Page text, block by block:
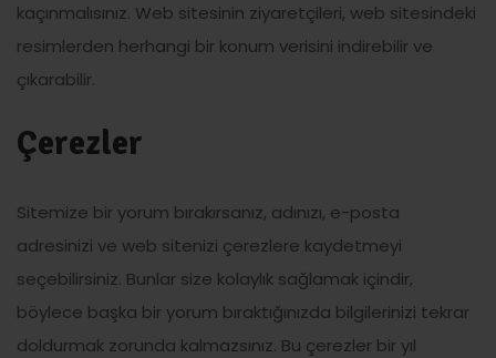
kaçınmalısınız. Web sitesinin ziyaretçileri, web sitesindeki
resimlerden herhangi bir konum verisini indirebilir ve
çıkarabilir.
Çerezler
Sitemize bir yorum bırakırsanız, adınızı, e-posta
adresinizi ve web sitenizi çerezlere kaydetmeyi
seçebilirsiniz. Bunlar size kolaylık sağlamak içindir,
böylece başka bir yorum bıraktığınızda bilgilerinizi tekrar
doldurmak zorunda kalmazsınız. Bu çerezler bir yıl